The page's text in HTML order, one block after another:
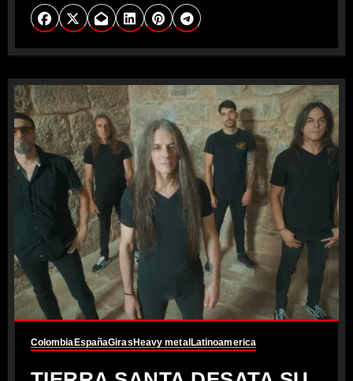
Colombia EspañaGiras Heavy metal Latinoamerica